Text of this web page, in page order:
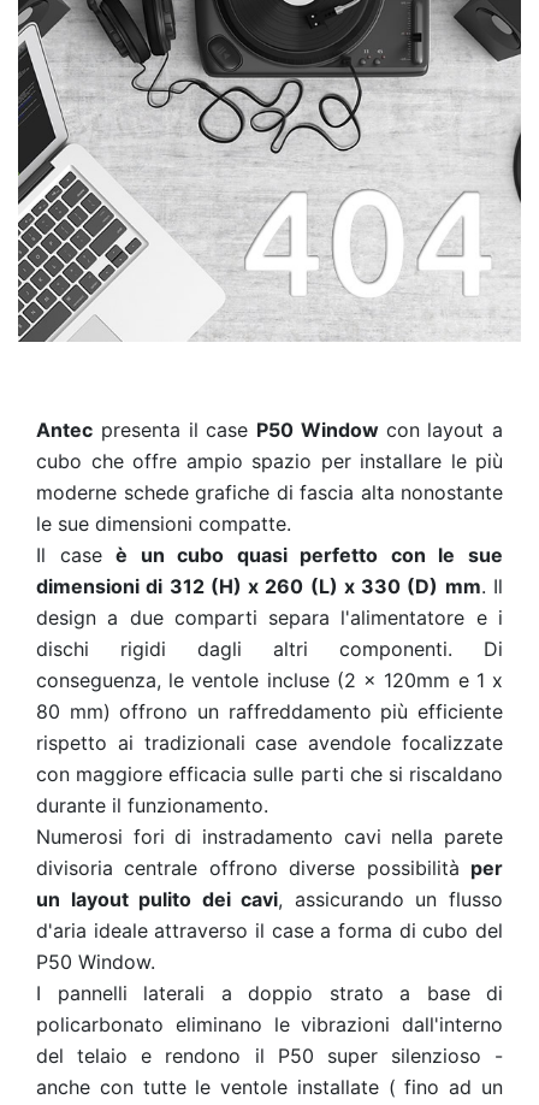
Antec presenta il case P50 Window con layout a
cubo che offre ampio spazio per installare le più
moderne schede grafiche di fascia alta nonostante
le sue dimensioni compatte.
Il caseè un cubo quasi perfetto con le sue
dimensioni di 312 (H) x 260 (L) x 330 (D) mm. Il
design a due comparti separa l'alimentatore e i
dischi rigidi dagli altri componenti. Di
conseguenza, le ventole incluse (2 x 120mm e 1 x
80 mm) offrono un raffreddamento più efficiente
rispetto ai tradizionali case avendole focalizzate
con maggiore efficacia sulle parti che si riscaldano
durante il funzionamento.
Numerosi fori di instradamento cavi nella parete
divisoria centrale offrono diverse possibilità per
un layout pulito dei cavi, assicurando un flusso
d'aria ideale attraverso il case a forma di cubo del
P50 Window.
I pannelli laterali a doppio strato a base di
policarbonato eliminano le vibrazioni dall'interno
del telaio e rendono il P50 super silenzioso -
anche con tutte le ventole installate ( fino ad un